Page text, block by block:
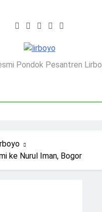
Pondok Pesantren
ke Nurul Iman, Bogor